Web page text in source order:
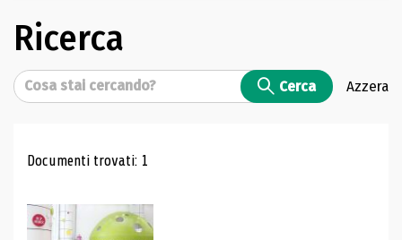
Ricerca
Cerca Cerca Azzera
Risultati di ricerca
Documenti trovati: 1